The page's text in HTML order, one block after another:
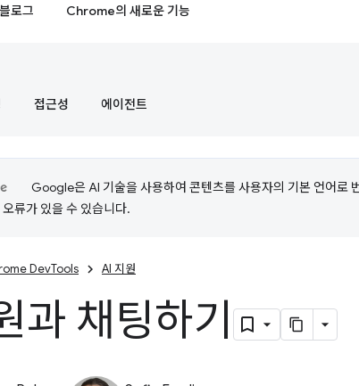
블로그 Chrome의 새로운 기능
접근성 에이전트
Google은 AI 기술을 사용하여 콘텐츠를 사용자의 기본 언어로
류가 있을 수 있습니다.
DevTools AI 지원
과 채팅하기